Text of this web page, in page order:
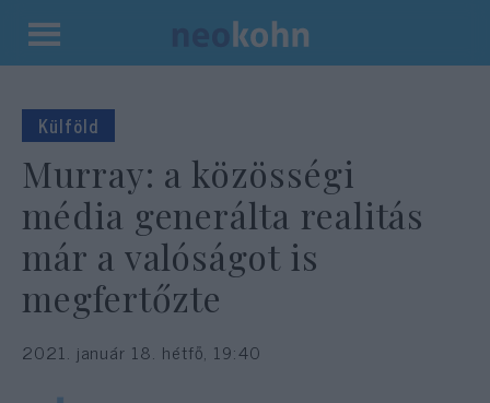
Kilépés
tartalomba
Külföld
Murray: a közösségi
média generálta realitás
már a valóságot is
megfertőzte
2021. január 18. hétfő, 19:40